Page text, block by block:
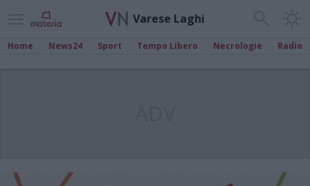
Varese Laghi
Home News24 Sport Tempo Libero Necrologie Radio